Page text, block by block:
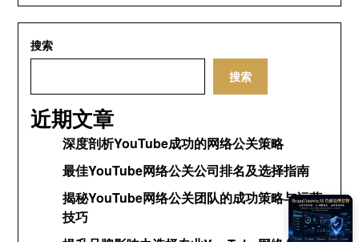
搜索
搜索
近期文章
深度剖析YouTube成功的网络公关策略
最佳YouTube网络公关公司排名及选择指南
揭秘YouTube网络公关团队的成功策略与运营
技巧